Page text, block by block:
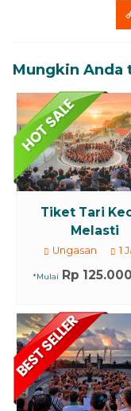
Mungkin Anda
Tiket Tari
Melasti
Ungasan 1
*Mulai Rp 125.000